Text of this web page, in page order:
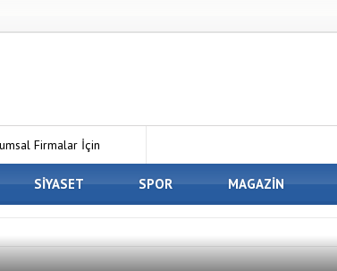
Firmalar İçin
ile Kendi Minecraft
Eşyalarınızı Güvenle
SİYASET SPOR MAGAZİN